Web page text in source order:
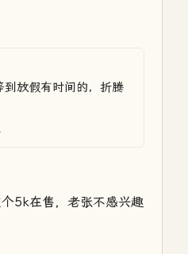
到放假有时间的，折腾
5k在售，老张不感兴趣